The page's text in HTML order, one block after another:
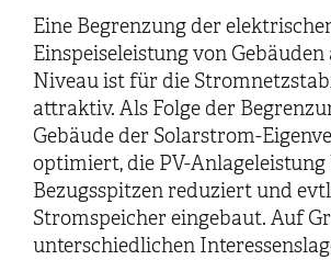
Eine Begrenzung der
Einspeiseleistung von
Niveau ist für die
attraktiv. Als Folge der
Gebäude der Solarstrom-
optimiert, die PV-Anlageleistung
Bezugsspitzen reduziert und
Stromspeicher eingebaut. Auf
unterschiedlichen